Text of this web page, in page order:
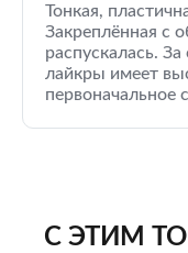
Тонкая,
Закреплённая с
распускалась.
лайкры имеет
первоначальное
С ЭТИМ